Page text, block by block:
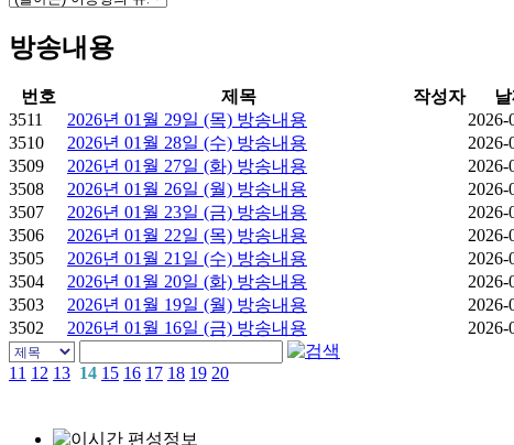
방송내용
번호 제목 작성자
3511
2026년 01월 29일 (목) 방송내용 2026-
3510
2026년 01월 28일 (수) 방송내용 2026-
3509
2026년 01월 27일 (화) 방송내용 2026-
3508
2026년 01월 26일 (월) 방송내용 2026-
3507
2026년 01월 23일 (금) 방송내용 2026-
3506
2026년 01월 22일 (목) 방송내용 2026-
3505
2026년 01월 21일 (수) 방송내용 2026-
3504
2026년 01월 20일 (화) 방송내용 2026-
3503
2026년 01월 19일 (월) 방송내용 2026-
3502
2026년 01월 16일 (금) 방송내용 2026-
11 12 13 14 15 16 17 18 19 20